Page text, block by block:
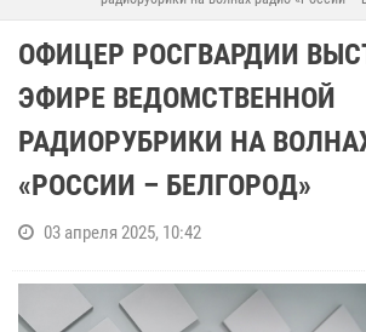
ОФИЦЕР РОСГВАРДИИ
ЭФИРЕ ВЕДОМСТВЕННОЙ
РАДИОРУБРИКИ НА
«РОССИИ – БЕЛГОРОД»
03 апреля 2025, 10:42